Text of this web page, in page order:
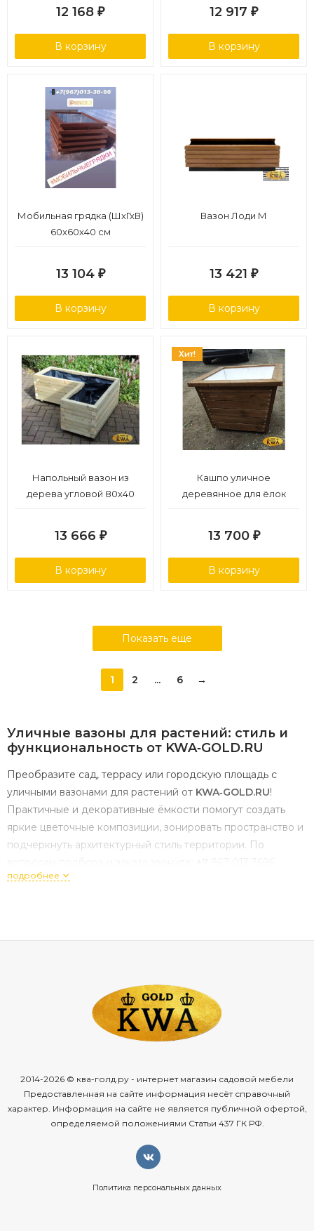
12 168 ₽
В корзину
12 917 ₽
В корзину
Мобильная грядка (ШхГхВ)
60x60х40 см
13 104 ₽
В корзину
Вазон Лоди М
13 421 ₽
В корзину
Напольный вазон из
дерева угловой 80х40
13 666 ₽
В корзину
Хит!
Кашпо уличное
деревянное для ёлок
13 700 ₽
В корзину
Показать еще
1 2 ... 6 →
Уличные вазоны для растений: стиль и
функциональность от KWA‑GOLD.RU
Преобразите сад, террасу или городскую площадь с
уличными вазонами для растений от KWA‑GOLD.RU!
Практичные и декоративные ёмкости помогут создать
яркие цветочные композиции, зонировать пространство и
подчеркнуть архитектурный стиль территории. По
композициивзависимости
универсальность — подходятдляцветов,
небольшихдеревьев,
обеспечиваютдренаж,защищаюткорниот
перепадов температур;
эстетика— разнообразиеформ,размеров истилей
вазон
пространства
нафункциональныезоны
подробнее
2014-2026 © ква-голд.ру - интернет магазин садовой мебели
Предоставленная на сайте информация несёт справочный
характер. Информация на сайте не является публичной офертой,
определяемой положениями Статьи 437 ГК РФ.
Политика персональных данных